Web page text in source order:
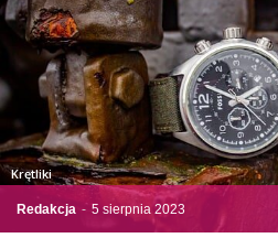
Redakcja - 5 sierpnia 2023
Krętliki